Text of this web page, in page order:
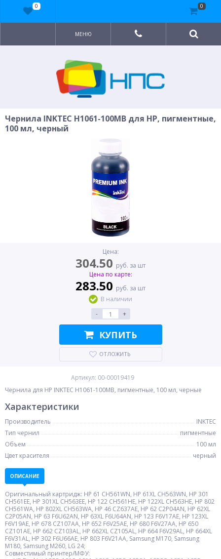
МЕНЮ
Чернила INKTEC H1061-100MB для HP, пигментные,
100 мл, черный
Цена:
304.50 руб. за шт
Цена по карте:
283.50 руб. за шт
В наличии
-
+
КУПИТЬ
ОТЛОЖИТЬ
Артикул: 00-00019419
Чернила для HP INKTEC H1061-100MB, пигментные, 100 мл, черные
Характеристики
Производитель
INKTEC
Тип чернил
пигментные
Объем
100 мл
Цвет красителя
черный
ОПИСАНИЕ
Оригинальный картридж: HP 61 CH561WN, HP 61XL CH563WN, HP 301
CH561EE, HP 301XL CH563EE, HP 122 CH561HE, HP 122XL CH563HE, HP 802
CH561WA, HP 802XL CH563WA, HP 46 CZ637AE, HP 62 C2P04AN, HP 62XL
C2P05AN, HP 63 F6U62AN, HP 63XL F6U64AN, HP 123 F6V17AE, HP 123XL
F6V19AE, HP 678 CZ107AA, HP 652 F6V25AE, HP 680 F6V27AA, HP 650
CZ101AE, HP 662 CZ103AL, HP 662XL CZ105AL, HP 664 F6V29AL, HP 664XL
F6V31AL, HP 302 F6U66AE, HP 803 F6V21AA, Samsung M170, Samsung
M180, Samsung M260, LG 24;
Совместимый принтер/МФУ:
0 0